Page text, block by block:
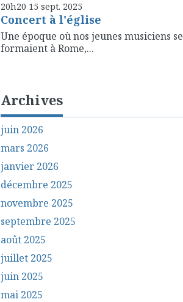
20h20 15 sept. 2025
Concert à l'église
Une époque où nos jeunes musiciens se
formaient à Rome,...
Archives
juin 2026
mars 2026
janvier 2026
décembre 2025
novembre 2025
septembre 2025
août 2025
juillet 2025
juin 2025
mai 2025